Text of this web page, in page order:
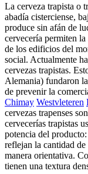
La cerveza trapista o
abadía cisterciense,
produce sin afán de
cervecería permiten
de los edificios del
social. Actualmente
cervezas trapistas.
Alemania) fundaron
de prevenir la
Chimay Westvleteren
cervezas trapenses
cervecerías trapistas
potencia del producto:
reflejan la cantidad
manera orientativa.
tienen una textura